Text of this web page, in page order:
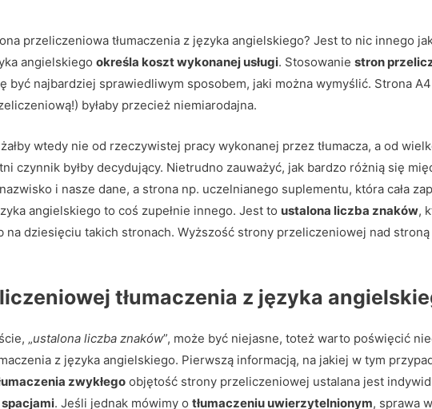
przeliczeniowa tłumaczenia z języka angielskiego? Jest to nic innego
angielskiegookreśla koszt wykonanej usługi. Stosowaniestron
być najbardziej sprawiedliwym sposobem, jaki można wymyślić. Strona
byłaby przecież niemiarodajna.
wtedy nie od rzeczywistej pracy wykonanej przez tłumacza, a od
czynnik byłby decydujący. Nietrudno zauważyć, jak bardzo różnią się
i nasze dane, a strona np. uczelnianego suplementu, która cała
angielskiego to coś zupełnie innego. Jest to ustalona liczba znaków,
dziesięciu takich stronach. Wyższość strony przeliczeniowej nad
tłumaczenia z języka
„ustalona liczba znaków”, może być niejasne, toteż warto poświęcić
z języka angielskiego. Pierwszą informacją, na jakiej w tym
zwykłego objętość strony przeliczeniowej ustalana jest
. Jeśli jednak mówimy otłumaczeniu uwierzytelnionym, sprawa